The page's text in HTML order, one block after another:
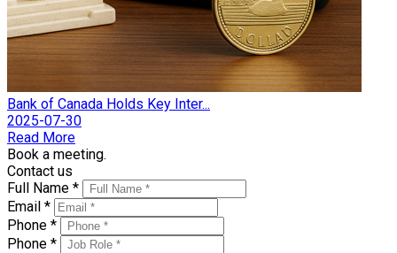
Bank of Canada Holds Key Inter...
2025-07-30
Read More
Book a meeting.
Contact us
Full Name *
Email *
Phone *
Phone *